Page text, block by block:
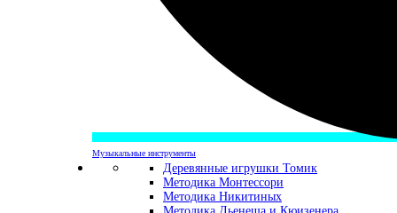
Музыкальные инструменты
Деревянные игрушки Томик
Методика Монтессори
Методика Никитиных